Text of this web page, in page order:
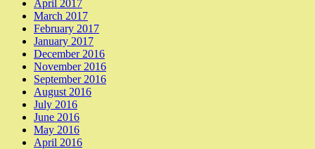
April 2017
March 2017
February 2017
January 2017
December 2016
November 2016
September 2016
August 2016
July 2016
June 2016
May 2016
April 2016